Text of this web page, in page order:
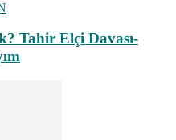
Tahir Elçi Davası-